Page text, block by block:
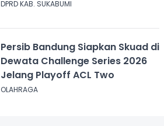
Penolakan Konser Reggae
DPRD KAB. SUKABUMI
Persib Bandung Siapkan Skuad di
Dewata Challenge Series 2026
Jelang Playoff ACL Two
OLAHRAGA